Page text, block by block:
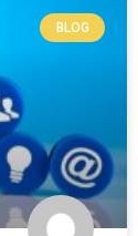
BLOG